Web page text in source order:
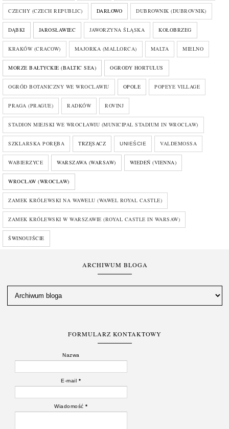
CZECHY (CZECH REPUBLIC) DARŁOWO DUBROWNIK (DUBROVNIK)
DĄBKI JAROSŁAWIEC JAWORZYNA ŚLĄSKA KOŁOBRZEG
KRAKÓW (CRACOW) MAJORKA (MALLORCA) MALTA MIELNO
MORZE BAŁTYCKIE (BALTIC SEA) OGRODY HORTULUS
OGRÓD BOTANICZNY WE WROCLAWIU OPOLE POPEYE VILLAGE
PRAGA (PRAGUE) RADKÓW ROVINJ
STADION MIEJSKI WE WROCŁAWIU (MUNICIPAL STADIUM IN WROCLAW)
SZKLARSKA PORĘBA TRZĘSACZ UNIEŚCIE VALDEMOSSA
WABIERZYCE WARSZAWA (WARSAW) WIEDEŃ (VIENNA)
WROCŁAW (WROCLAW)
ZAMEK KRÓLEWSKI NA WAWELU (WAWEL ROYAL CASTLE)
ZAMEK KRÓLEWSKI W WARSZAWIE (ROYAL CASTLE IN WARSAW)
ŚWINOUJŚCIE
ARCHIWUM BLOGA
FORMULARZ KONTAKTOWY
Nazwa
E-mail *
Wiadomość*